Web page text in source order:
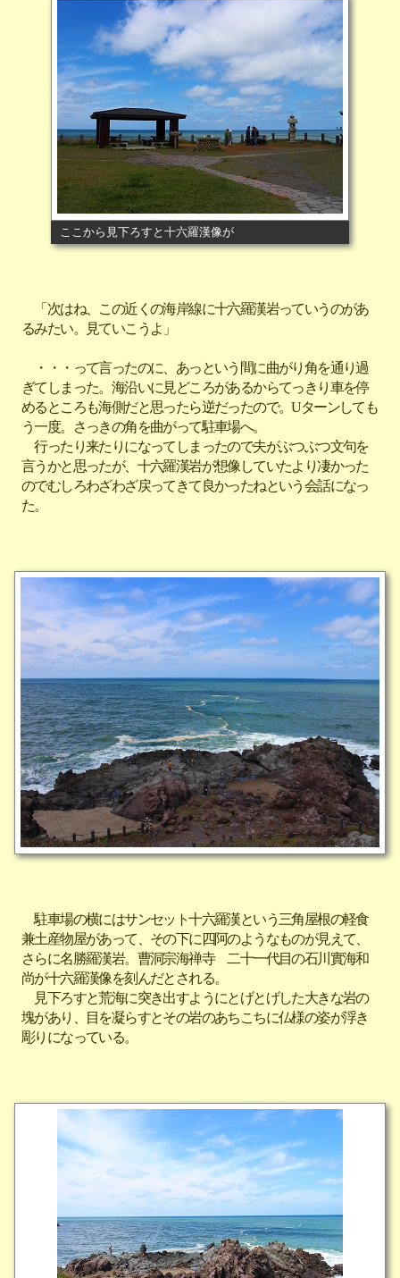
ここから見下ろすと十六羅漢像が
「次はね、この近くの海岸線に十六羅漢岩っていうのがあ
るみたい。見ていこうよ」
・・・って言ったのに、あっという間に曲がり角を通り過
ぎてしまった。海沿いに見どころがあるからてっきり車を停
めるところも海側だと思ったら逆だったので。Uターンしても
う一度。さっきの角を曲がって駐車場へ。
行ったり来たりになってしまったので夫がぶつぶつ文句を
言うかと思ったが、十六羅漢岩が想像していたより凄かった
のでむしろわざわざ戻ってきて良かったねという会話になっ
た。
駐車場の横にはサンセット十六羅漢という三角屋根の軽食
兼土産物屋があって、その下に四阿のようなものが見えて、
さらに名勝羅漢岩。曹洞宗海禅寺 二十一代目の石川實海和
尚が十六羅漢像を刻んだとされる。
見下ろすと荒海に突き出すようにとげとげした大きな岩の
塊があり、目を凝らすとその岩のあちこちに仏様の姿が浮き
彫りになっている。